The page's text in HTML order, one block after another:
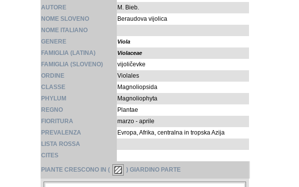
AUTORE
M. Bieb.
NOME SLOVENO
Beraudova vijolica
NOME ITALIANO
GENERE
Viola
FAMIGLIA (LATINA) Violaceae
FAMIGLIA (SLOVENO)
vijoličevke
ORDINE
Violales
CLASSE
Magnoliopsida
PHYLUM
Magnoliophyta
REGNO
Plantae
FIORITURA
marzo - aprile
PREVALENZA
Evropa, Afrika, centralna in tropska Azija
LISTA ROSSA
CITES
PIANTE CRESCONO IN ( ) GIARDINO PARTE